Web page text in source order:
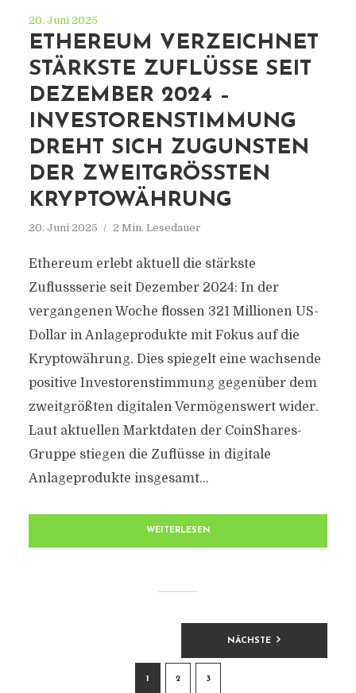
20. Juni 2025
ETHEREUM VERZEICHNET
STÄRKSTE ZUFLÜSSE SEIT
DEZEMBER 2024 –
INVESTORENSTIMMUNG
DREHT SICH ZUGUNSTEN
DER ZWEITGRÖSSTEN K
RYPTOWÄHRUNG
20. Juni 2025 2 Min. Lesedauer
Ethereum erlebt aktuell die stärkste
Zuflussserie seit Dezember 2024: In der
vergangenen Woche flossen 321 Millionen US-
Dollar in Anlageprodukte mit Fokus auf die
Kryptowährung. Dies spiegelt eine wachsende
positive Investorenstimmung gegenüber dem
zweitgrößten digitalen Vermögenswert wider.
Laut aktuellen Marktdaten der CoinShares-
Gruppe stiegen die Zuflüsse in digitale
Anlageprodukte insgesamt...
WEITERLESEN
BEITRAGSNAVIGATION
1 2 3
NÄCHSTE